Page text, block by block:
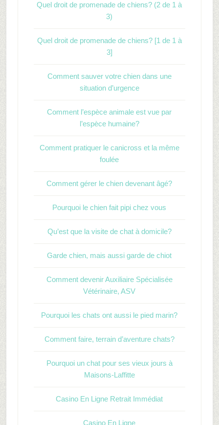
Quel droit de promenade de chiens? (2 de 1 à
3)
Quel droit de promenade de chiens? [1 de 1 à
3]
Comment sauver votre chien dans une
situation d’urgence
Comment l’espèce animale est vue par
l’espèce humaine?
Comment pratiquer le canicross et la même
foulée
Comment gérer le chien devenant âgé?
Pourquoi le chien fait pipi chez vous
Qu’est que la visite de chat à domicile?
Garde chien, mais aussi garde de chiot
Comment devenir Auxiliaire Spécialisée
Vétérinaire, ASV
Pourquoi les chats ont aussi le pied marin?
Comment faire, terrain d’aventure chats?
Pourquoi un chat pour ses vieux jours à
Maisons-Laffitte
Casino En Ligne Retrait Immédiat
Casino En Ligne